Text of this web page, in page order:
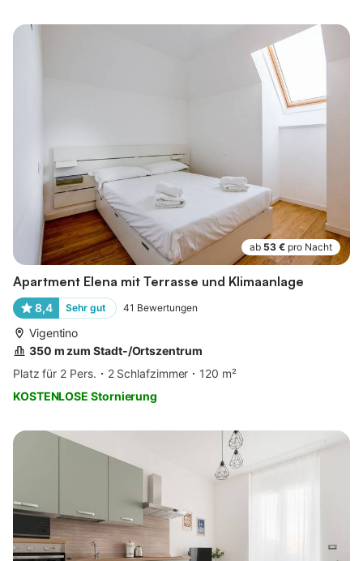
ab 53 € pro Nacht
Apartment Elena mit Terrasse und Klimaanlage
8,4 Sehr gut 41 Bewertungen
Vigentino
350 m zum Stadt-/Ortszentrum
Platz für 2 Pers.
2 Schlafzimmer
120 m²
KOSTENLOSE Stornierung